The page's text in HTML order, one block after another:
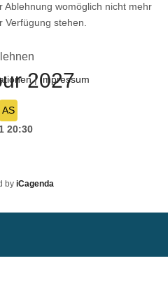
2027
AS
20:30
by iCagenda
Ablehnung womöglich nicht mehr
stehen.
|Impressum